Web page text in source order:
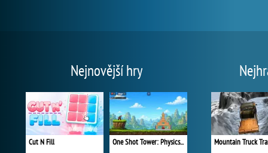
Nejnovější hry
Cut N Fill One Shot Tower: Physics Destroyer Mountain Truck